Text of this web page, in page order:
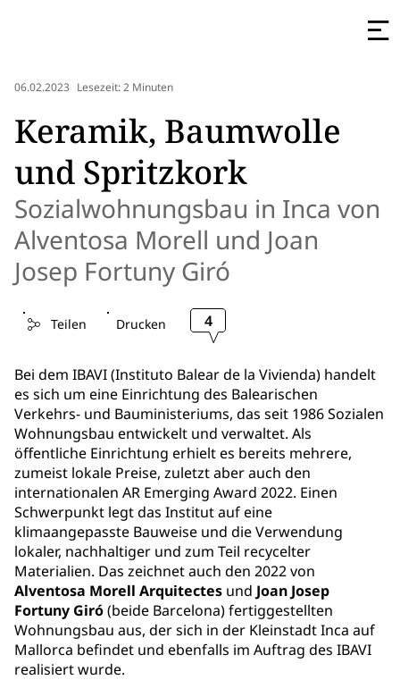
06.02.2023 Lesezeit: 2 Minuten
Keramik, Baumwolle
und Spritzkork
Sozialwohnungsbau in Inca von
Alventosa Morell und Joan
Josep Fortuny Giró
Teilen Drucken 4
Bei dem IBAVI (Instituto Balear de la Vivienda) handelt
es sich um eine Einrichtung des Balearischen
Verkehrs- und Bauministeriums, das seit 1986 Sozialen
Wohnungsbau entwickelt und verwaltet. Als
öffentliche Einrichtung erhielt es bereits mehrere,
zumeist lokale Preise, zuletzt aber auch den
internationalen AR Emerging Award 2022. Einen
Schwerpunkt legt das Institut auf eine
klimaangepasste Bauweise und die Verwendung
lokaler, nachhaltiger und zum Teil recycelter
Materialien. Das zeichnet auch den 2022 von
Alventosa Morell Arquitectes und Joan Josep
Fortuny Giró(beide Barcelona) fertiggestellten
Wohnungsbau aus, der sich in der Kleinstadt Inca auf
Mallorca befindet und ebenfalls im Auftrag des IBAVI
realisiert wurde.